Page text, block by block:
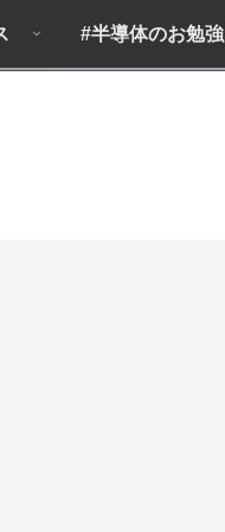
#半導体のお勉強